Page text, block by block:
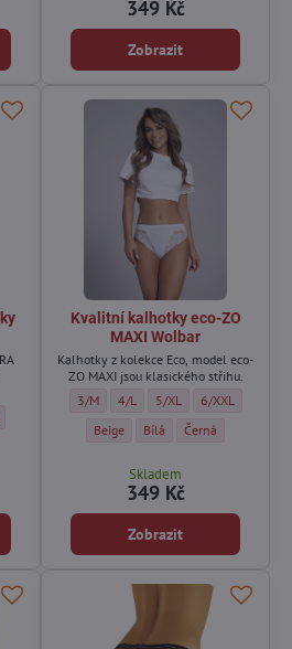
349 Kč
Zobrazit
Wolbar - Velikost:
ABRA Wolbar - Velikost:
kalhotky ABRA Wolbar - Velikost:
luxusní kalhotky ABRA Wolbar - Velikost:
ABRA Wolbar - Barva:
kalhotky ABRA Wolbar - Barva:
Kvalitní kalhotky eco-ZO
MAXI Wolbar
Kalhotky z kolekce Eco, model eco-
ZO MAXI jsou klasického střihu.
Kvalitní kalhotky eco-ZO MAXI Wolbar
3/M Kvalitní kalhotky eco-ZO MAXI
4/L Kvalitní kalhotky eco-
5/XL Kvalitní
6/XXL
Kvalitní kalhotky eco-ZO MAXI
Beige Kvalitní kalhotky eco-ZO
Bílá Kvalitní kalhotky
Černá
Skladem
349 Kč
Zobrazit